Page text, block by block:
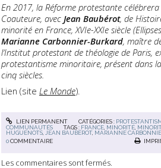
En 2017, la Réforme protestante
Coauteure, avec Jean Baubérot, de
minorité en France, XVIe-XXIe siècle
Marianne Carbonnier-Burkard, maître
lʼInstitut protestant de théologie de Paris,
protestantisme minoritaire, présent dans
cinq siècles.
Lien (site Le Monde).
LIEN PERMANENT CATÉGORIES :
COMMUNAUTÉS
TAGS : FRANCE MINORITÉ
HUGUENOTS
JEAN BAUBÉROT, MARIANNE
0COMMENTAIRE
Les commentaires sont fermés.